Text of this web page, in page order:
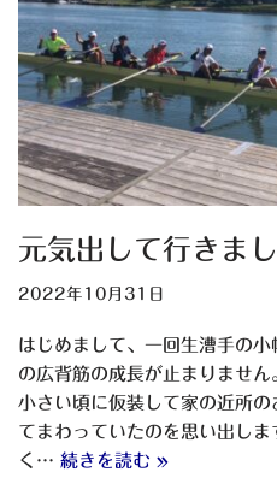
元気出して行きま
2022年10月31日
はじめまして、一回生漕手の
の広背筋の成長が止まりません
小さい頃に仮装して家の近所
てまわっていたのを思い出しま
く… 続きを読む »